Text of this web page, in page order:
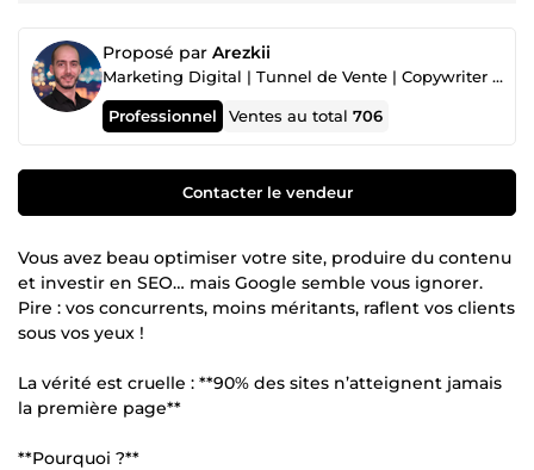
Proposé par Arezkii
Marketing Digital | Tunnel de Vente | Copywriter SEO
Professionnel Ventes au total706
Contacter le vendeur
Vous avez beau optimiser votre site, produire du contenu
et investir en SEO… mais Google semble vous ignorer.
Pire : vos concurrents, moins méritants, raflent vos clients
sous vos yeux !
La vérité est cruelle : **90% des sites n’atteignent jamais
la première page**
**Pourquoi ?**